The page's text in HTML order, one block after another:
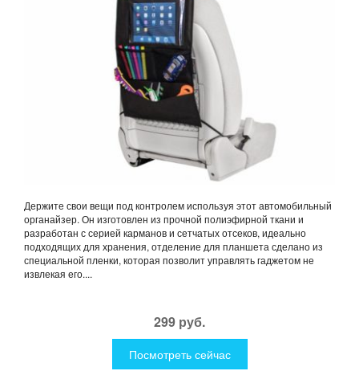
Держите свои вещи под контролем используя этот автомобильный
органайзер. Он изготовлен из прочной полиэфирной ткани и
разработан с серией карманов и сетчатых отсеков, идеально
подходящих для хранения, отделение для планшета сделано из
специальной пленки, которая позволит управлять гаджетом не
извлекая его....
299 руб.
Посмотреть сейчас